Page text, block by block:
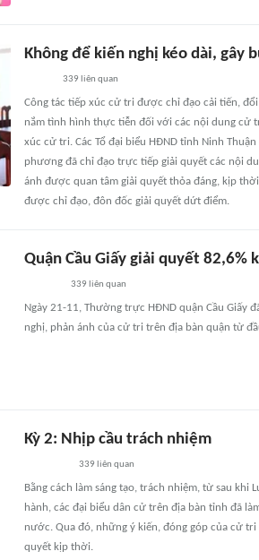
Không để kiến nghị kéo dài, gây
339 liên quan
Công tác tiếp xúc cử tri được chỉ đạo cải tiến,
nắm tình hình thực tiễn đối với các nội dung cử
xúc cử tri. Các Tổ đại biểu HĐND tỉnh Ninh
phương đã chỉ đạo trực tiếp giải quyết các nội
ánh được quan tâm giải quyết thỏa đáng, kịp
được chỉ đạo, đôn đốc giải quyết dứt điểm.
Quận Cầu Giấy giải quyết 82,6%
339 liên quan
Ngày 21-11, Thường trực HĐND quận Cầu Giấy
nghị, phản ánh của cử tri trên địa bàn quận từ
Kỳ 2: Nhịp cầu trách nhiệm
339 liên quan
Bằng cách làm sáng tạo, trách nhiệm, từ sau
hành, các đại biểu dân cử trên địa bàn tỉnh đã
nước. Qua đó, những ý kiến, đóng góp của cử
quyết kịp thời.